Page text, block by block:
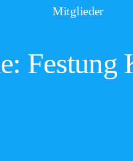
Mitglieder
Festung